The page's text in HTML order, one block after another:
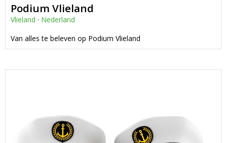
Podium Vlieland
Vlieland · Nederland
Van alles te beleven op Podium Vlieland